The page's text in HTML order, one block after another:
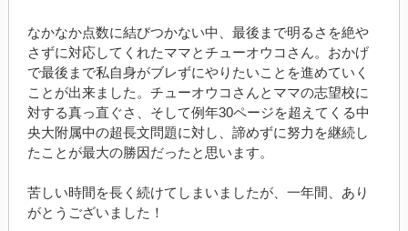
なかなか点数に結びつかない中、最後まで明るさを絶や
さずに対応してくれたママとチューオウコさん。おかげ
で最後まで私自身がブレずにやりたいことを進めていく
ことが出来ました。チューオウコさんとママの志望校に
対する真っ直ぐさ、そして例年30ページを超えてくる中
央大附属中の超長文問題に対し、諦めずに努力を継続し
たことが最大の勝因だったと思います。
苦しい時間を長く続けてしまいましたが、一年間、あり
がとうございました！